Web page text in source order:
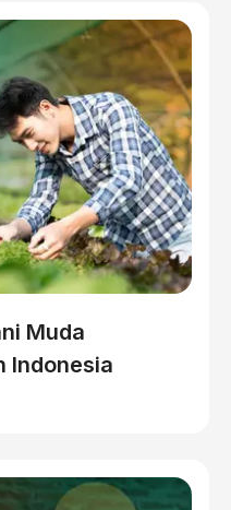
Muda
Indonesia